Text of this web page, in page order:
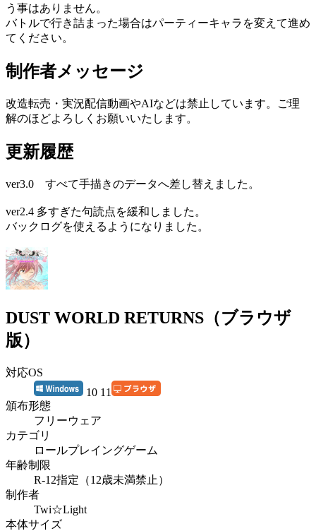
う事はありません。
バトルで行き詰まった場合はパーティーキャラを変えて進め
てください。
制作者メッセージ
改造転売・実況配信動画やAIなどは禁止しています。ご理
解のほどよろしくお願いいたします。
更新履歴
ver3.0 すべて手描きのデータへ差し替えました。
ver2.4 多すぎた句読点を緩和しました。
バックログを使えるようになりました。
DUST WORLD RETURNS（ブラウザ
版）
対応OS
10 11
頒布形態
フリーウェア
カテゴリ
ロールプレイングゲーム
年齢制限
R-12指定（12歳未満禁止）
制作者
Twi☆Light
本体サイズ